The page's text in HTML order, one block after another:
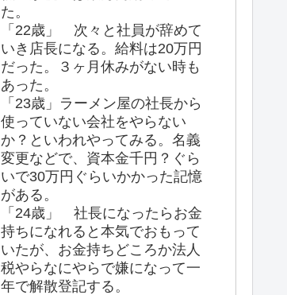
た。
「22歳」 次々と社員が辞めて
いき店長になる。給料は20万円
だった。３ヶ月休みがない時も
あった。
「23歳」ラーメン屋の社長から
使っていない会社をやらない
か？といわれやってみる。名義
変更などで、資本金千円？ぐら
いで30万円ぐらいかかった記憶
がある。
「24歳」 社長になったらお金
持ちになれると本気でおもって
いたが、お金持ちどころか法人
税やらなにやらで嫌になって一
年で解散登記する。